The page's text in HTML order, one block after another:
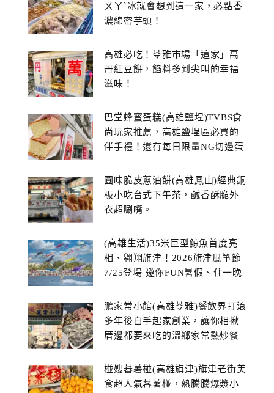
ㄨㄚˋ冰就會想到這一家，必點香
濃綿密芋頭！
高雄必吃！苓雅市場「這家」萬
丹紅豆餅，餡料多到尖叫的幸福
滋味！
巴堂蜂蜜蛋糕(高雄鹽埕)TVBS食
尚玩家推薦，高雄鹽埕區必買的
伴手禮！還有每日限量NG切邊蛋
圓味脆皮蔥油餅(高雄鳳山)經典銅
板小吃台式下午茶，鹹香酥脆外
衣超唰嘴。
(高雄生活)35米巨型鯨魚首度亮
相、翱翔旗津！2026旗津風箏節
7/25登場 邀你FUN暑假、住一晚
鵬家常小館(高雄苓雅)餐飲界打滾
多年後白手起家創業，讓你相揪
厝邊都要來吃的溫鄉家常熱炒餐
椪嫂蕃薯椪(高雄旗津)旗津老街美
食超人氣蕃薯椪，熱騰騰爆漿小